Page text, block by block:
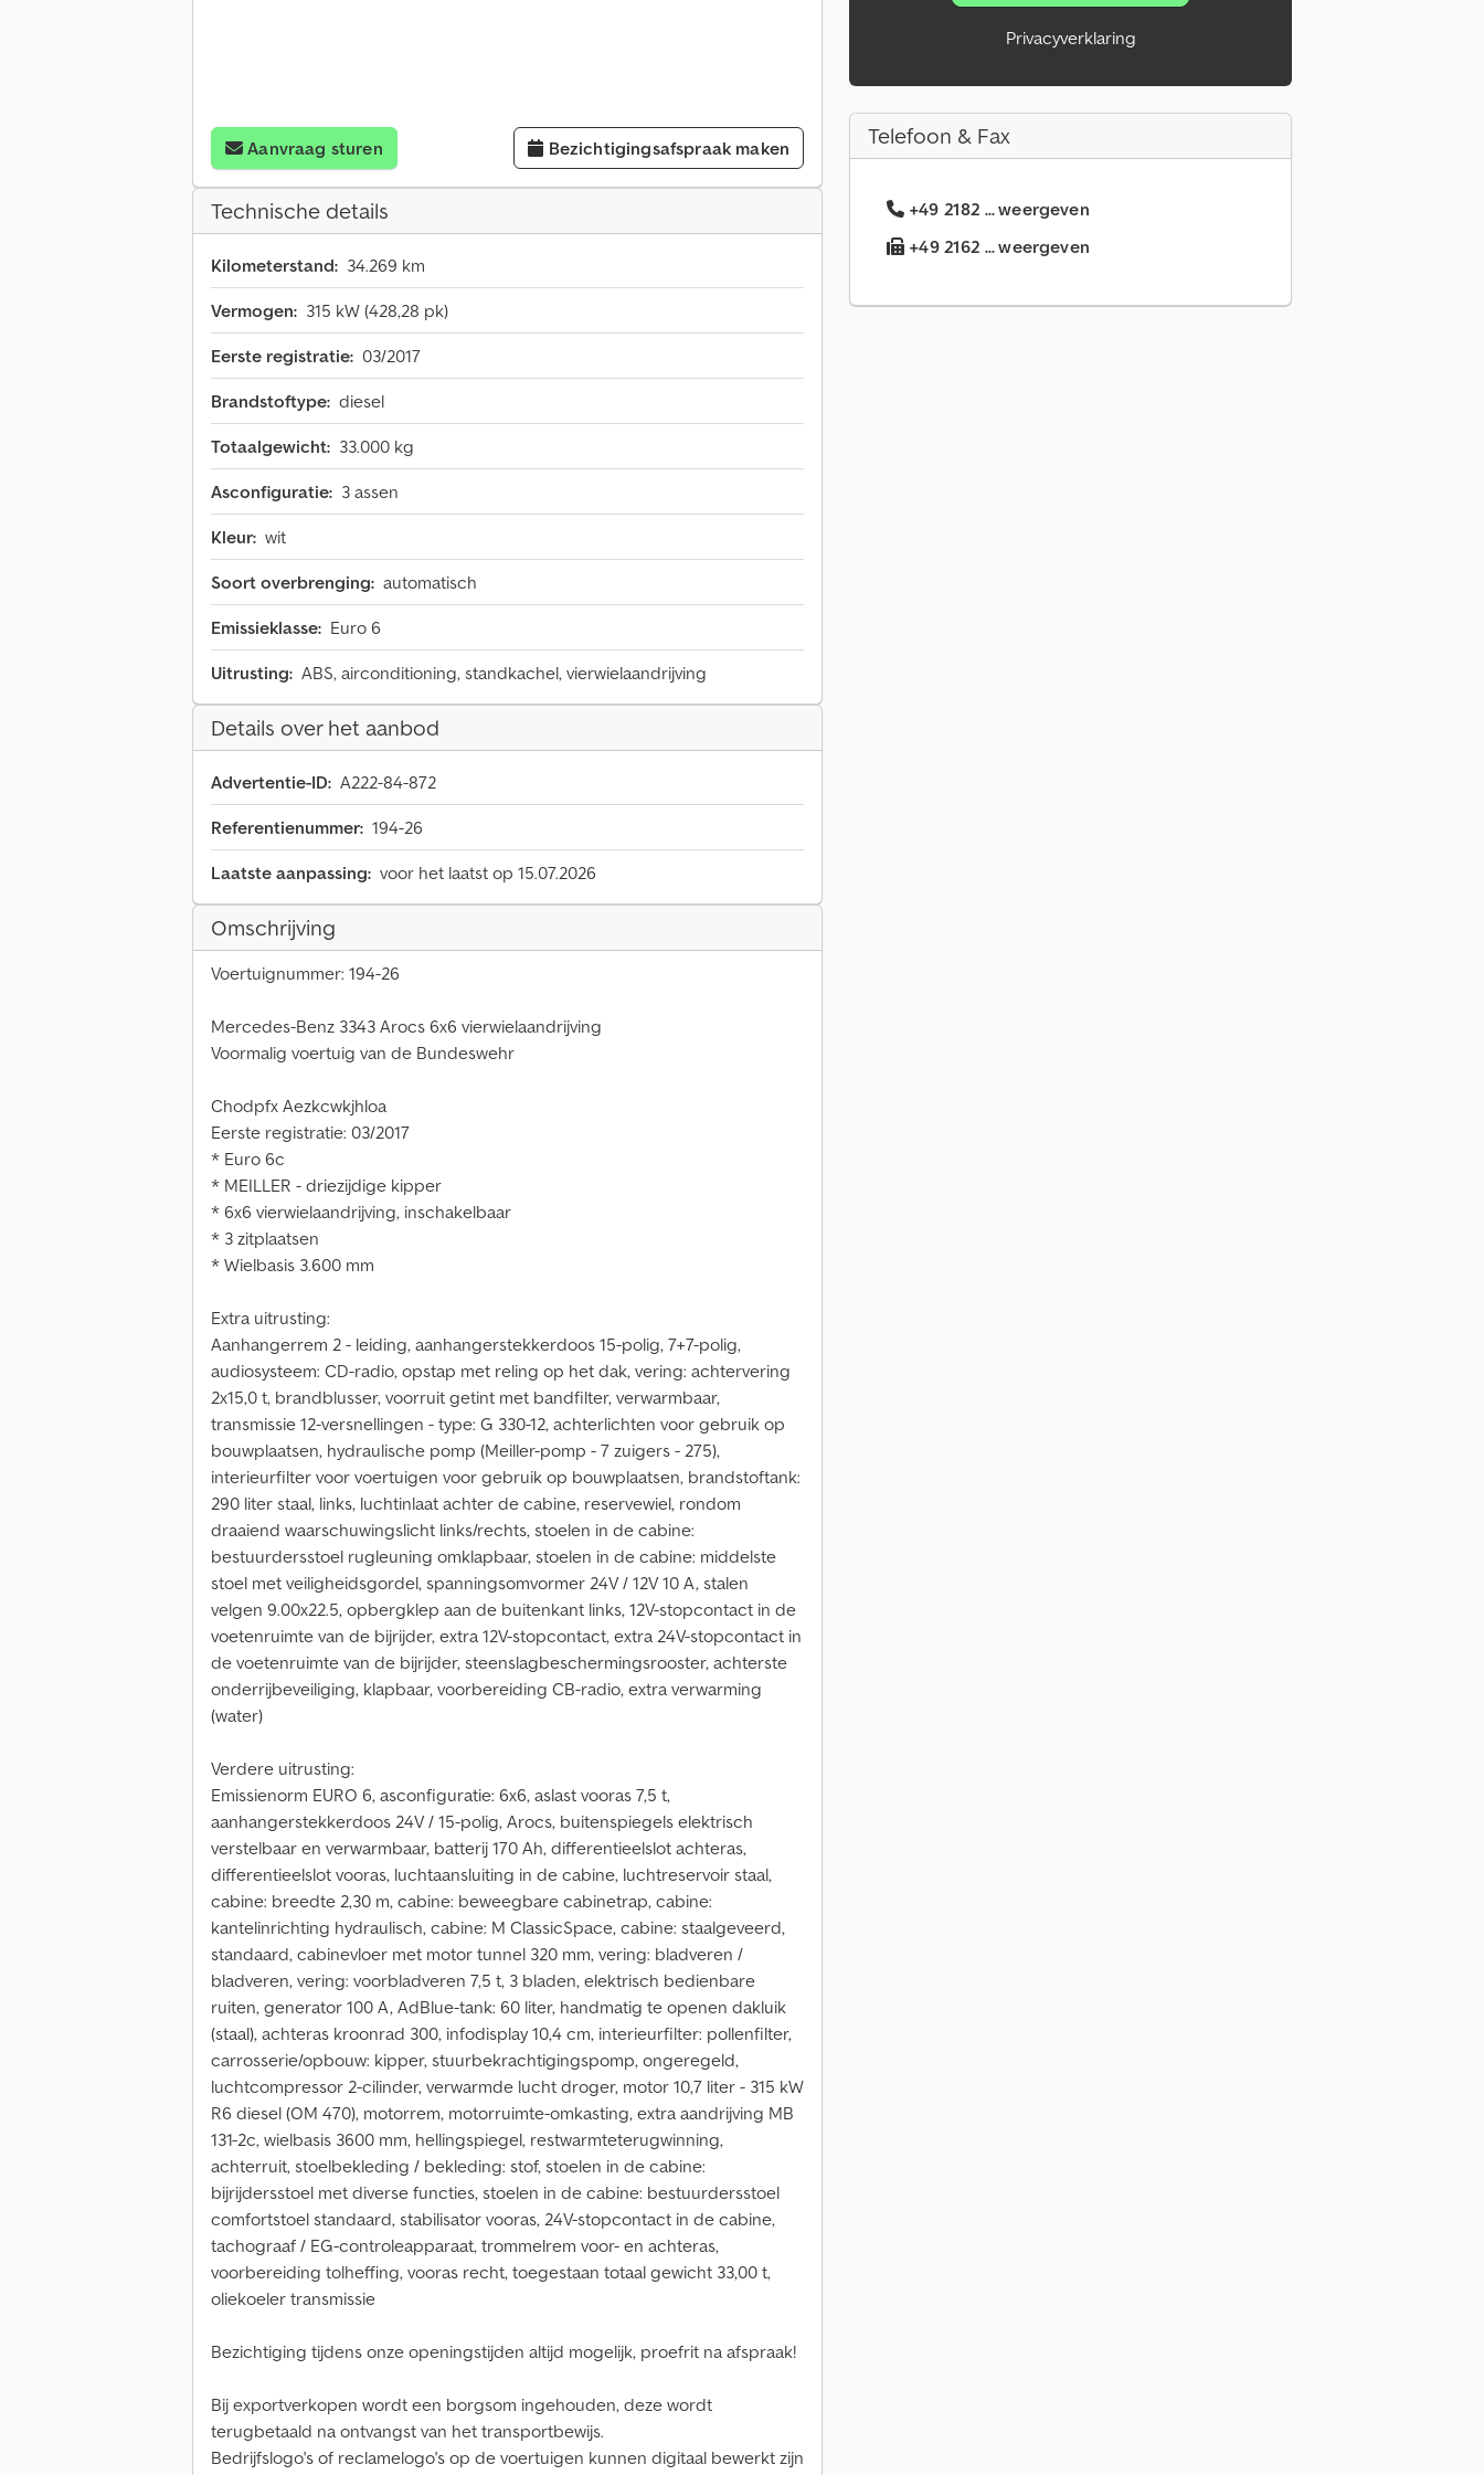
Aanvraag sturen Bezichtigingsafspraak maken
Technische details
Kilometerstand: 34.269 km
Vermogen: 315 kW (428,28 pk)
Eerste registratie: 03/2017
Brandstoftype: diesel
Totaalgewicht: 33.000 kg
Asconfiguratie: 3 assen
Kleur: wit
Soort overbrenging: automatisch
Emissieklasse: Euro 6
Uitrusting: ABS, airconditioning, standkachel, vierwielaandrijving
Details over het aanbod
Advertentie-ID: A222-84-872
Referentienummer: 194-26
Laatste aanpassing: voor het laatst op 15.07.2026
Omschrijving
Voertuignummer: 194-26
Mercedes-Benz 3343 Arocs 6x6 vierwielaandrijving
Voormalig voertuig van de Bundeswehr
Chodpfx Aezkcwkjhloa
Eerste registratie: 03/2017
* Euro 6c
* MEILLER - driezijdige kipper
* 6x6 vierwielaandrijving, inschakelbaar
* 3 zitplaatsen
* Wielbasis 3.600 mm
Extra uitrusting:
Aanhangerrem 2 - leiding, aanhangerstekkerdoos 15-polig, 7+7-polig,
audiosysteem: CD-radio, opstap met reling op het dak, vering: achtervering
2x15,0 t, brandblusser, voorruit getint met bandfilter, verwarmbaar,
transmissie 12-versnellingen - type: G 330-12, achterlichten voor gebruik op
bouwplaatsen, hydraulische pomp (Meiller-pomp - 7 zuigers - 275),
interieurfilter voor voertuigen voor gebruik op bouwplaatsen, brandstoftank:
290 liter staal, links, luchtinlaat achter de cabine, reservewiel, rondom
draaiend waarschuwingslicht links/rechts, stoelen in de cabine:
bestuurdersstoel rugleuning omklapbaar, stoelen in de cabine: middelste
stoel met veiligheidsgordel, spanningsomvormer 24V / 12V 10 A, stalen
velgen 9.00x22.5, opbergklep aan de buitenkant links, 12V-stopcontact in de
voetenruimte van de bijrijder, extra 12V-stopcontact, extra 24V-stopcontact in
de voetenruimte van de bijrijder, steenslagbeschermingsrooster, achterste
onderrijbeveiliging, klapbaar, voorbereiding CB-radio, extra verwarming
(water)
Verdere uitrusting:
Emissienorm EURO 6, asconfiguratie: 6x6, aslast vooras 7,5 t,
aanhangerstekkerdoos 24V / 15-polig, Arocs, buitenspiegels elektrisch
verstelbaar en verwarmbaar, batterij 170 Ah, differentieelslot achteras,
differentieelslot vooras, luchtaansluiting in de cabine, luchtreservoir staal,
cabine: breedte 2,30 m, cabine: beweegbare cabinetrap, cabine:
kantelinrichting hydraulisch, cabine: M ClassicSpace, cabine: staalgeveerd,
standaard, cabinevloer met motor tunnel 320 mm, vering: bladveren /
bladveren, vering: voorbladveren 7,5 t, 3 bladen, elektrisch bedienbare
ruiten, generator 100 A, AdBlue-tank: 60 liter, handmatig te openen dakluik
(staal), achteras kroonrad 300, infodisplay 10,4 cm, interieurfilter: pollenfilter,
carrosserie/opbouw: kipper, stuurbekrachtigingspomp, ongeregeld,
luchtcompressor 2-cilinder, verwarmde lucht droger, motor 10,7 liter - 315 kW
R6 diesel (OM 470), motorrem, motorruimte-omkasting, extra aandrijving MB
131-2c, wielbasis 3600 mm, hellingspiegel, restwarmteterugwinning,
achterruit, stoelbekleding / bekleding: stof, stoelen in de cabine:
bijrijdersstoel met diverse functies, stoelen in de cabine: bestuurdersstoel
comfortstoel standaard, stabilisator vooras, 24V-stopcontact in de cabine,
tachograaf / EG-controleapparaat, trommelrem voor- en achteras,
voorbereiding tolheffing, vooras recht, toegestaan totaal gewicht 33,00 t,
oliekoeler transmissie
Bezichtiging tijdens onze openingstijden altijd mogelijk, proefrit na afspraak!
Bij exportverkopen wordt een borgsom ingehouden, deze wordt
terugbetaald na ontvangst van het transportbewijs.
Bedrijfslogo's of reclamelogo's op de voertuigen kunnen digitaal bewerkt zijn
Privacyverklaring
Telefoon & Fax
+49 2182 ... weergeven
+49 2162 ... weergeven